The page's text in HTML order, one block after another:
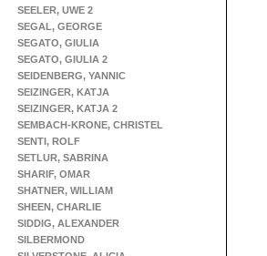
SEELER, UWE 2
SEGAL, GEORGE
SEGATO, GIULIA
SEGATO, GIULIA 2
SEIDENBERG, YANNIC
SEIZINGER, KATJA
SEIZINGER, KATJA 2
SEMBACH-KRONE, CHRISTEL
SENTI, ROLF
SETLUR, SABRINA
SHARIF, OMAR
SHATNER, WILLIAM
SHEEN, CHARLIE
SIDDIG, ALEXANDER
SILBERMOND